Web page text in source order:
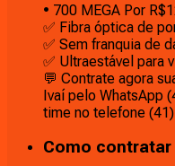
• 700 MEGA Por
✅ Fibra óptica de
✅ Sem franquia de
✅ Ultraestável para
💬 Contrate agora
Ivaí pelo WhatsApp
time no telefone
Como